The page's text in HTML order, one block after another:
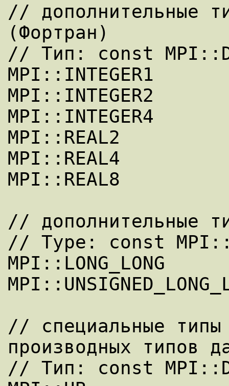
// дополнительные
(Фортран)
// Тип: const
MPI::INTEGER1
MPI::INTEGER2
MPI::INTEGER4
MPI::REAL2
MPI::REAL4
MPI::REAL8
// дополнительные
// Type: const
MPI::LONG_LONG
// специальные типы
производных типов
// Тип: const